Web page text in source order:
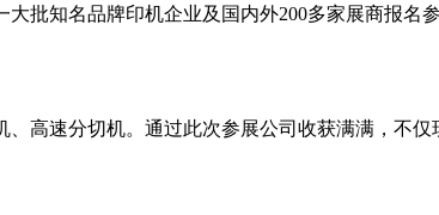
批知名品牌印机企业及国内外200多家展商报名
高速分切机。通过此次参展公司收获满满，不